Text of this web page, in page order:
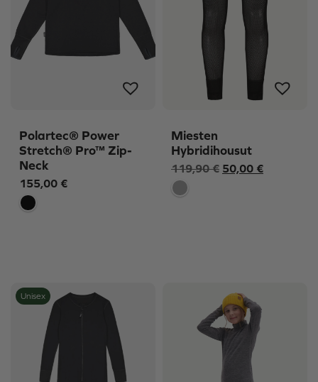
Polartec® Power
Stretch® Pro™ Zip-
Neck
155,00 €
Miesten
Hybridihousut
119,90€ Alkuperäinen
50,00 €Nykyinen
Unisex